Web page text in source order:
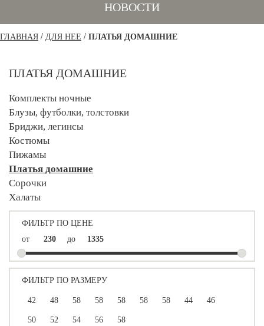
НОВОСТИ
ГЛАВНАЯ / ДЛЯ НЕЕ / ПЛАТЬЯ ДОМАШНИЕ
ПЛАТЬЯ ДОМАШНИЕ
Комплекты ночные
Блузы, футболки, толстовки
Бриджи, легинсы
Костюмы
Пижамы
Платья домашние
Сорочки
Халаты
ФИЛЬТР ПО ЦЕНЕ
от
до
ФИЛЬТР ПО РАЗМЕРУ
42 48 58 58 58 58 58 44 46
50 52 54 56 58